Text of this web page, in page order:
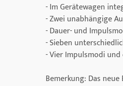
- Im Gerätewagen
- Zwei unabhängige
- Dauer- und
- Sieben
- Vier Impulsmodi
Bemerkung: Das